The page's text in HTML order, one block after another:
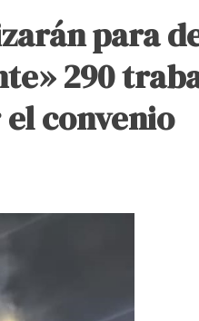
para
290
convenio